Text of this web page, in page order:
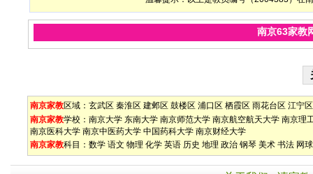
南京63家教
南京家教区域： 玄武区 秦淮区 建邺区 鼓楼区 浦口区 栖霞区 雨花台区 江宁区
南京家教学校： 南京大学 东南大学 南京师范大学 南京航空航天大学 南京理
南京医科大学 南京中医药大学 中国药科大学 南京财经大学
南京家教科目： 数学 语文 物理 化学 英语 历史 地理 政治 钢琴 美术 书法 网球